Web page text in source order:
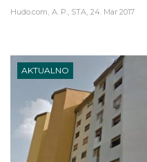
Hudo.com A. P., STA 24. Mar 2017
AKTUALNO